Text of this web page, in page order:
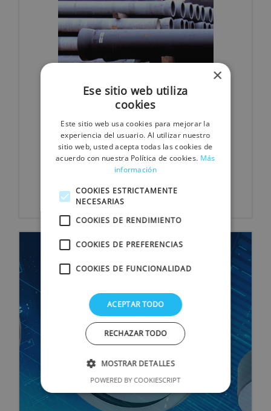
Tuberías
×
Ese sitio web utiliza
cookies
Este sitio web usa cookies para mejorar la
experiencia del usuario. Al utilizar nuestro
sitio web, usted acepta todas las cookies de
acuerdo con nuestra Política de cookies. Más
información
COOKIES ESTRICTAMENTE
NECESARIAS
COOKIES DE RENDIMIENTO
COOKIES DE PREFERENCIAS
COOKIES DE FUNCIONALIDAD
ACEPTAR TODO
RECHAZAR TODO
MOSTRAR DETALLES
POWERED BY COOKIESCRIPT